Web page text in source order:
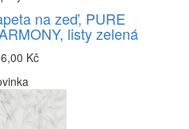
na zeď, PURE
listy zelená
Kč